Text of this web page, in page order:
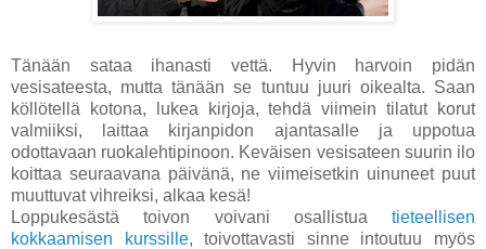
Tänään sataa ihanasti vettä. Hyvin harvoin pidän
vesisateesta, mutta tänään se tuntuu juuri oikealta. Saan
köllötellä kotona, lukea kirjoja, tehdä viimein tilatut korut
valmiiksi, laittaa kirjanpidon ajantasalle ja uppotua
odottavaan ruokalehtipinoon. Keväisen vesisateen suurin ilo
koittaa seuraavana päivänä, ne viimeisetkin uinuneet puut
muuttuvat vihreiksi, alkaa kesä!
Loppukesästä toivon voivani osallistua tieteellisen
kokkaamisen kurssille, toivottavasti sinne intoutuu myös